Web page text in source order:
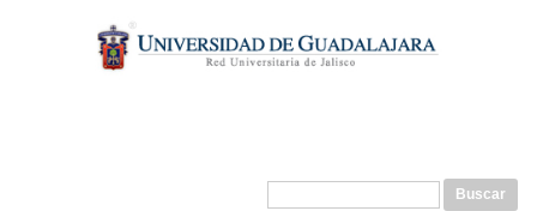
contenido
principal
Formulario de búsqueda
Buscar